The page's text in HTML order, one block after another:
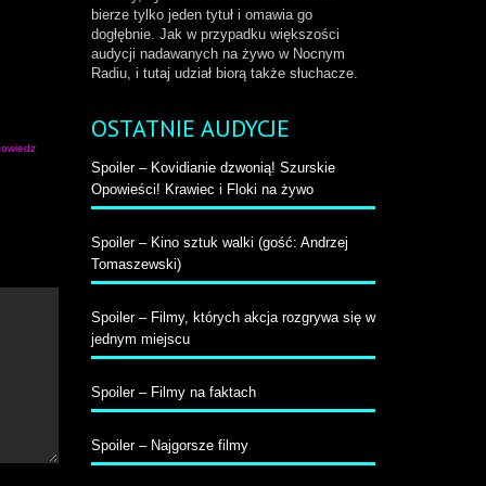
bierze tylko jeden tytuł i omawia go
dogłębnie. Jak w przypadku większości
audycji nadawanych na żywo w Nocnym
Radiu, i tutaj udział biorą także słuchacze.
OSTATNIE AUDYCJE
Spoiler – Kovidianie dzwonią! Szurskie
Opowieści! Krawiec i Floki na żywo
Spoiler – Kino sztuk walki (gość: Andrzej
Tomaszewski)
Spoiler – Filmy, których akcja rozgrywa się w
jednym miejscu
Spoiler – Filmy na faktach
Spoiler – Najgorsze filmy